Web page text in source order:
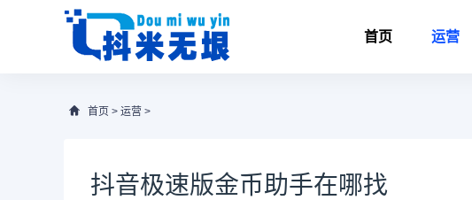
首页 运营
首页 > 运营 >
抖音极速版金币助手在哪找